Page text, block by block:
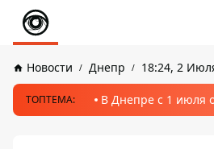
Новости Днепр 18:24, 2
ТОПТЕМА: В Днепре с 1 июля